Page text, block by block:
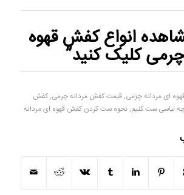
انواع کفش قهوه
کلیک کنید”
ای مردانه چزمی,قیمت کفش مردانه چرمی,کفش
لباسی ست کنیم, نحوه ست کردن کفش قهوه ای مردانه